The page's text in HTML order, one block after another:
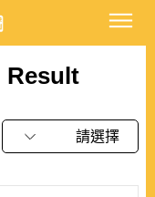
Result
請選擇